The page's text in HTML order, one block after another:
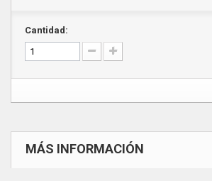
Cantidad:
MÁS INFORMACIÓN